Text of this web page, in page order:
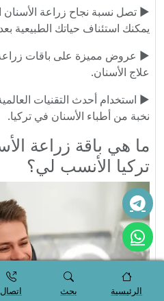
يمكنك استئناف حياتك الطبيعية بعد
► عروض مميزة على باقات
علاج الأسنان.
► استخدام أحدث التقنيات
نخبة من أطباء الأسنان في تركيا.
ما هي باقة زراعة
تركيا الأنسب لي؟
الرئيسية بحث اتصال